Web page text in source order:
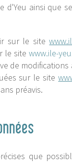
d'Yeu ainsi que
sur le site
le sitewww.ile-
de
sur le site
préavis.
que